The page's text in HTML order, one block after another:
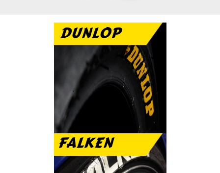
FALKEN
تتميز دانلوب بالاداء
الرياضى والعمر الطويل
DUNLOP